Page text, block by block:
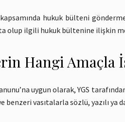
hukuk bülteni
olup ilgili hukuk bültenine ilişkin
Hangi Amaçla
uygun olarak, YGS
benzeri vasıtalarla sözlü, yazılı